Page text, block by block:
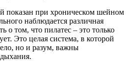
показан при хроническом шейном
наблюдается различная
о том, что пилатес – это только
Это целая система, в которой
но и разум, важны